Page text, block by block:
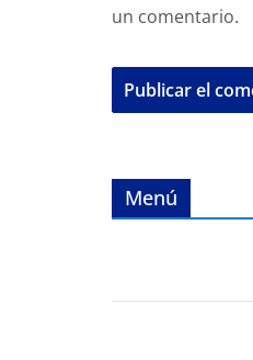
un comentario.
Menú